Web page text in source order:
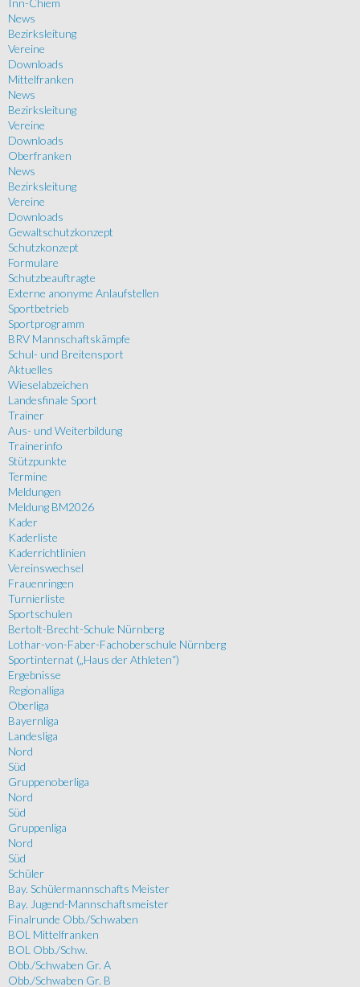
Inn-Chiem
News
Bezirksleitung
Vereine
Downloads
Mittelfranken
News
Bezirksleitung
Vereine
Downloads
Oberfranken
News
Bezirksleitung
Vereine
Downloads
Gewaltschutzkonzept
Schutzkonzept
Formulare
Schutzbeauftragte
Externe anonyme Anlaufstellen
Sportbetrieb
Sportprogramm
BRV Mannschaftskämpfe
Schul- und Breitensport
Aktuelles
Wieselabzeichen
Landesfinale Sport
Trainer
Aus- und Weiterbildung
Trainerinfo
Stützpunkte
Termine
Meldungen
Meldung BM2026
Kader
Kaderliste
Kaderrichtlinien
Vereinswechsel
Frauenringen
Turnierliste
Sportschulen
Bertolt-Brecht-Schule Nürnberg
Lothar-von-Faber-Fachoberschule Nürnberg
Sportinternat („Haus der Athleten“)
Ergebnisse
Regionalliga
Oberliga
Bayernliga
Landesliga
Nord
Süd
Gruppenoberliga
Nord
Süd
Gruppenliga
Nord
Süd
Schüler
Bay. Schülermannschafts Meister
Bay. Jugend-Mannschaftsmeister
Finalrunde Obb./Schwaben
BOL Mittelfranken
BOL Obb./Schw.
Obb./Schwaben Gr. A
Obb./Schwaben Gr. B